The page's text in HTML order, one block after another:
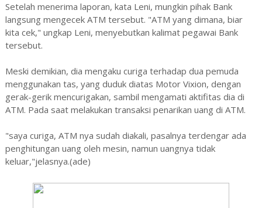
Setelah menerima laporan, kata Leni, mungkin pihak Bank
langsung mengecek ATM tersebut. "ATM yang dimana, biar
kita cek," ungkap Leni, menyebutkan kalimat pegawai Bank
tersebut.
Meski demikian, dia mengaku curiga terhadap dua pemuda
menggunakan tas, yang duduk diatas Motor Vixion, dengan
gerak-gerik mencurigakan, sambil mengamati aktifitas dia di
ATM. Pada saat melakukan transaksi penarikan uang di ATM.
"saya curiga, ATM nya sudah diakali, pasalnya terdengar ada
penghitungan uang oleh mesin, namun uangnya tidak
keluar,"jelasnya.(ade)